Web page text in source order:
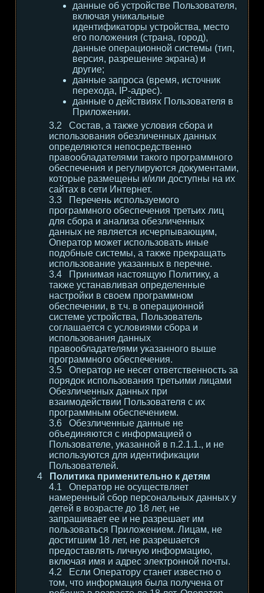
данные об устройстве Пользователя,
включая уникальные
идентификаторы устройства, место
его положения (страна, город),
данные операционной системы (тип,
версия, разрешение экрана) и
другие;
данные запроса (время, источник
перехода, IP-адрес).
данные о действиях Пользователя в
Приложении.
Состав, а также условия сбора и
использования обезличенных данных
определяются непосредственно
правообладателями такого программного
обеспечения и регулируются документами,
которые размещены и/или доступны на их
сайтах в сети Интернет.
Перечень используемого
программного обеспечения третьих лиц
для сбора и анализа обезличенных
данных не является исчерпывающим,
Оператор может использовать иные
подобные системы, а также прекращать
использование указанных в перечне.
Принимая настоящую Политику, а
также устанавливая определенные
настройки в своем программном
обеспечении, в т.ч. в операционной
системе устройства, Пользователь
соглашается с условиями сбора и
использования данных
правообладателями указанного выше
программного обеспечения.
Оператор не несет ответственность за
порядок использования третьими лицами
Обезличенных данных при
взаимодействии Пользователя с их
программным обеспечением.
Обезличенные данные не
объединяются с информацией о
Пользователе, указанной в п.2.1.1., и не
используются для идентификации
Пользователей.
Политика применительно к детям
Оператор не осуществляет
намеренный сбор персональных данных у
детей в возрасте до 18 лет, не
запрашивает ее и не разрешает им
пользоваться Приложением. Лицам, не
достигшим 18 лет, не разрешается
предоставлять личную информацию,
включая имя и адрес электронной почты.
Если Оператору станет известно о
том, что информация была получена от